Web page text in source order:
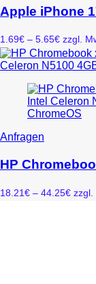
auf
gewählt
werden
weist
mehrere
auf.
Die
Optionen
können
auf
der
werden
Apple iPhone
1.69€ – 5.65€
1.69€
bis
zzgl.
Anfragen
weist
mehrere
auf.
18.21€ – 44.25€ zzgl.